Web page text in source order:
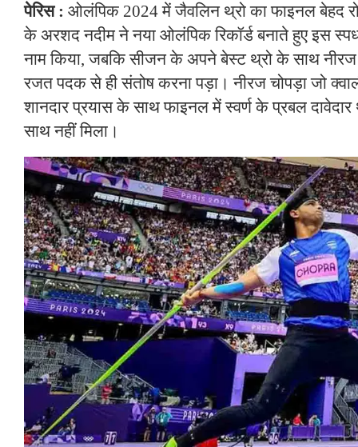
पेरिस : ओलंपिक 2024 में जैवलिन थ्रो का फाइनल बेहद
के अरशद नदीम ने नया ओलंपिक रिकॉर्ड बनाते हुए इस
नाम किया, जबकि सीजन के अपने बेस्ट थ्रो के साथ नीरज
रजत पदक से ही संतोष करना पड़ा। नीरज चोपड़ा जो
शानदार प्रयास के साथ फाइनल में स्वर्ण के प्रबल
साथ नहीं मिला।